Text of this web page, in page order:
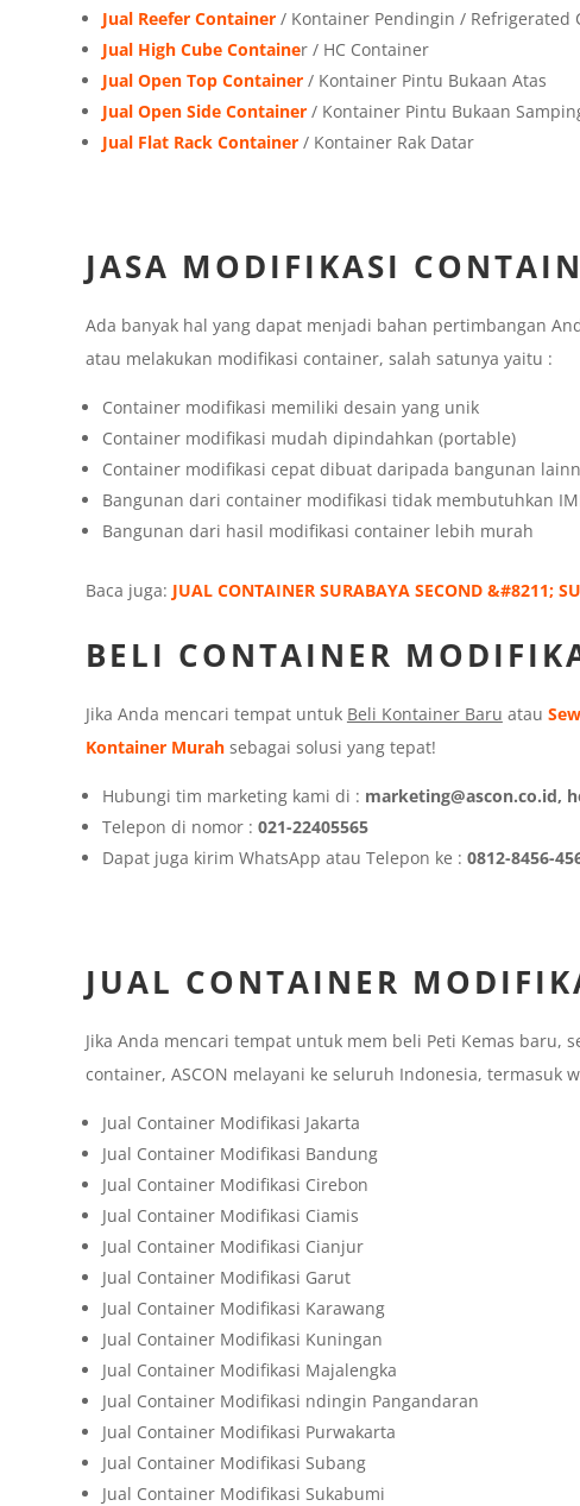
Jual Reefer Container/ Kontainer Pendingin / Refrigerated
Jual High Cube Container / HC Container
Jual Open Top Container/ Kontainer Pintu Bukaan Atas
Jual Open Side Container/ Kontainer Pintu Bukaan
Jual Flat Rack Container/ Kontainer Rak Datar
JASA MODIFIKASI
Ada banyak hal yang dapat menjadi bahan pertimbangan
atau melakukan modifikasi container, salah satunya yaitu :
Container modifikasi memiliki desain yang unik
Container modifikasi mudah dipindahkan (portable)
Container modifikasi cepat dibuat daripada bangunan
Bangunan dari container modifikasi tidak membutuhkan
Bangunan dari hasil modifikasi container lebih murah
Baca juga: JUAL CONTAINER SURABAYA SECOND &#8211;
BELI CONTAINER
Jika Anda mencari tempat untuk Beli Kontainer Baru atau
Kontainer Murahsebagai solusi yang tepat!
Hubungi tim marketing kami di : marketing@ascon.co.id,
Telepon di nomor : 021-22405565
Dapat juga kirim WhatsApp atau Telepon ke : 0812-8456-
JUAL CONTAINER
Jika Anda mencari tempat untuk mem beli Peti Kemas baru,
container, ASCON melayani ke seluruh Indonesia, termasuk
Jual Container Modifikasi Jakarta
Jual Container Modifikasi Bandung
Jual Container Modifikasi Cirebon
Jual Container Modifikasi Ciamis
Jual Container Modifikasi Cianjur
Jual Container Modifikasi Garut
Jual Container Modifikasi Karawang
Jual Container Modifikasi Kuningan
Jual Container Modifikasi Majalengka
Jual Container Modifikasi ndingin Pangandaran
Jual Container Modifikasi Purwakarta
Jual Container Modifikasi Subang
Jual Container Modifikasi Sukabumi